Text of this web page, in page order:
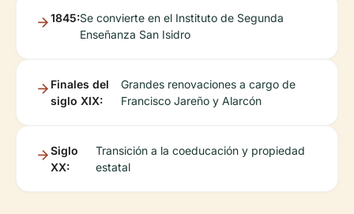
1845:Se convierte en el Instituto de Segunda
Enseñanza San Isidro
Finales del
siglo XIX:
Grandes renovaciones a cargo de
Francisco Jareño y Alarcón
Siglo
XX:
Transición a la coeducación y propiedad
estatal